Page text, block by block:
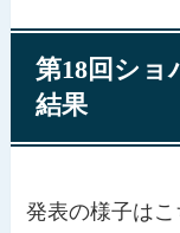
第18回ショ
結果
発表の様子はこ